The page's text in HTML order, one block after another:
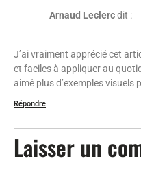
Arnaud Leclercdit :
J’ai vraiment apprécié cet
et faciles à appliquer au
aimé plus d’exemples
Répondre
Laisser un